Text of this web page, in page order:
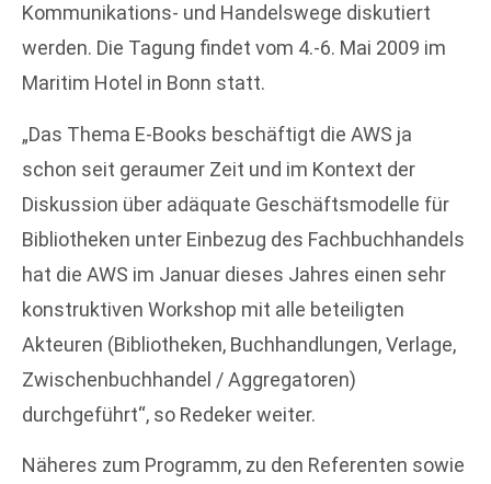
Kommunikations- und Handelswege diskutiert
werden. Die Tagung findet vom 4.-6. Mai 2009 im
Maritim Hotel in Bonn statt.
„Das Thema E-Books beschäftigt die AWS ja
schon seit geraumer Zeit und im Kontext der
Diskussion über adäquate Geschäftsmodelle für
Bibliotheken unter Einbezug des Fachbuchhandels
hat die AWS im Januar dieses Jahres einen sehr
konstruktiven Workshop mit alle beteiligten
Akteuren (Bibliotheken, Buchhandlungen, Verlage,
Zwischenbuchhandel / Aggregatoren)
durchgeführt“, so Redeker weiter.
Näheres zum Programm, zu den Referenten sowie